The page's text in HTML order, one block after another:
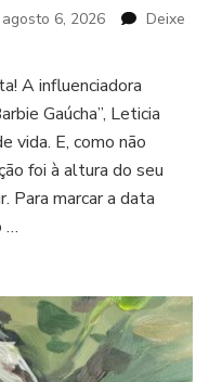
agosto 6, 2026
Deixe
A influenciadora
Gaúcha”, Leticia
vida. E, como não
foi à altura do seu
Para marcar a data
…